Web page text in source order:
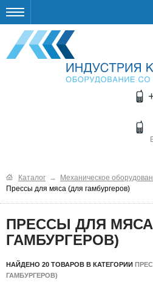
Каталог → Механическое
Прессы для мяса (для гамбургеров)
ПРЕССЫ ДЛЯ
ГАМБУРГЕРОВ)
НАЙДЕНО 20 ТОВАРОВ В КАТЕГОРИИ
ГАМБУРГЕРОВ)